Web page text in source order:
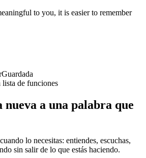
to you, it is easier to remember
Guardada
de funciones
nueva a una palabra que
lo necesitas: entiendes, escuchas,
sin salir de lo que estás haciendo.